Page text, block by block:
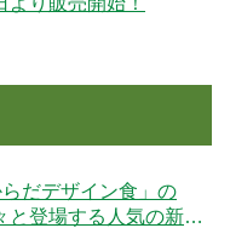
らだデザイン食」の
と登場する人気の新メ